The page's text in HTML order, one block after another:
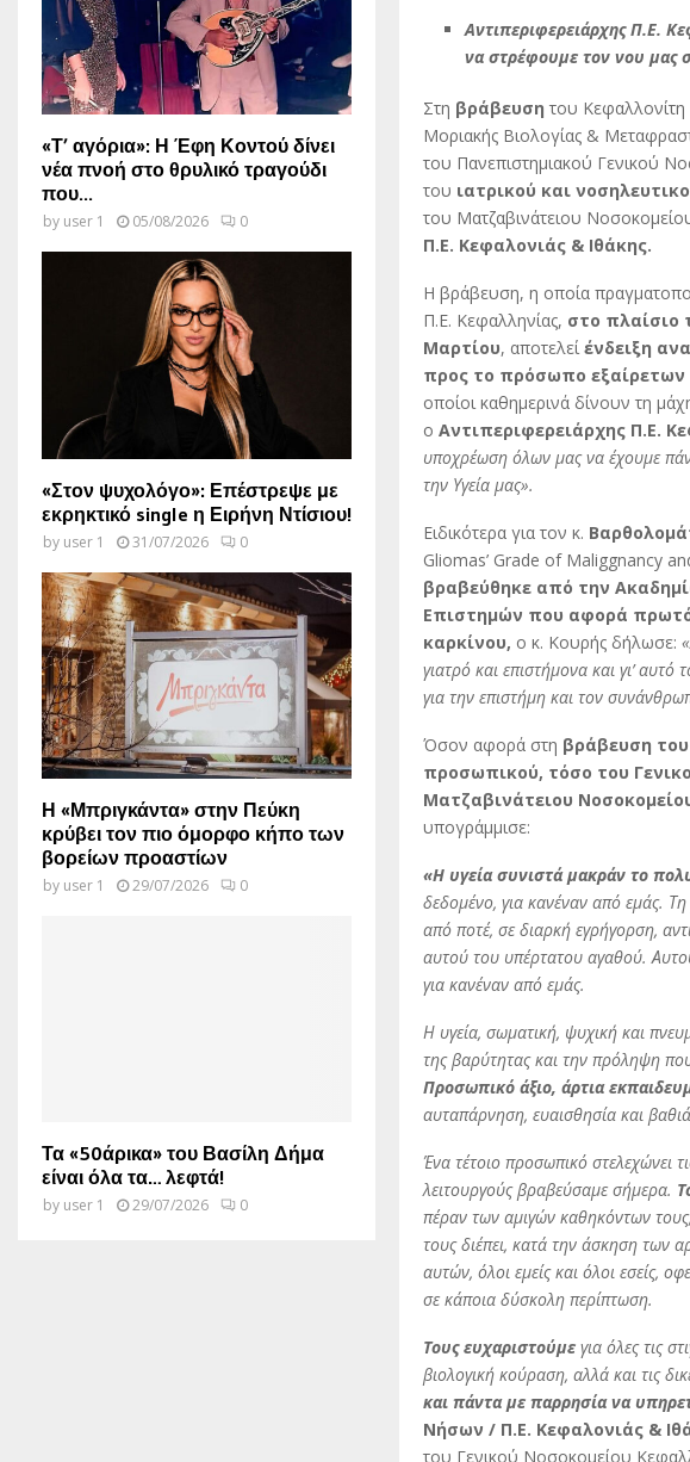
Αντιπεριφερειάρχης Π.Ε.
να στρέφουμε τον νου μας
Στη βράβευση του
Μοριακής Βιολογίας &
του Πανεπιστημιακού Γενικού
του ιατρικού και
του Ματζαβινάτειου
Π.Ε. Κεφαλονιάς & Ιθάκης.
Η βράβευση, η οποία
Π.Ε. Κεφαλληνίας, στο πλαίσιο
Μαρτίου, αποτελεί ένδειξη
προς το πρόσωπο
οποίοι καθημερινά δίνουν τη
ο Αντιπεριφερειάρχης Π.Ε.
υποχρέωση όλων μας να έχουμε
την Υγεία μας».
Ειδικότερα για τον κ.
Gliomas’ Grade of Maliggnancy
βραβεύθηκε από την
Επιστημών που αφορά
καρκίνου, ο κ. Κουρής δήλωσε:
γιατρό και επιστήμονα και γι’
για την επιστήμη και τον
Όσον αφορά στη βράβευση
προσωπικού, τόσο του
Ματζαβινάτειου
υπογράμμισε:
«Η υγεία συνιστά μακράν το
δεδομένο, για κανέναν από εμάς.
από ποτέ, σε διαρκή εγρήγορση,
αυτού του υπέρτατου αγαθού.
για κανέναν από εμάς.
Η υγεία, σωματική, ψυχική και
της βαρύτητας και την πρόληψη
Προσωπικό άξιο, άρτια
αυταπάρνηση, ευαισθησία και
Ένα τέτοιο προσωπικό στελεχώνει
λειτουργούς βραβεύσαμε σήμερα.
πέραν των αμιγών καθηκόντων
τους διέπει, κατά την άσκηση των
αυτών, όλοι εμείς και όλοι εσείς,
σε κάποια δύσκολη περίπτωση.
Τους ευχαριστούμε για όλες τις
βιολογική κούραση, αλλά και τις
και πάντα με παρρησία να
Νήσων / Π.Ε. Κεφαλονιάς &
του Γενικού Νοσοκομείου
«Τ’ αγόρια»: Η Έφη Κοντού δίνει
νέα πνοή στο θρυλικό τραγούδι
που...
by user 1 05/08/2026 0
«Στον ψυχολόγο»: Επέστρεψε με
εκρηκτικό single η Ειρήνη Ντίσιου!
by user 1 31/07/2026 0
Η «Μπριγκάντα» στην Πεύκη
κρύβει τον πιο όμορφο κήπο των
βορείων προαστίων
by user 1 29/07/2026 0
Τα «50άρικα» του Βασίλη Δήμα
είναι όλα τα… λεφτά!
by user 1 29/07/2026 0